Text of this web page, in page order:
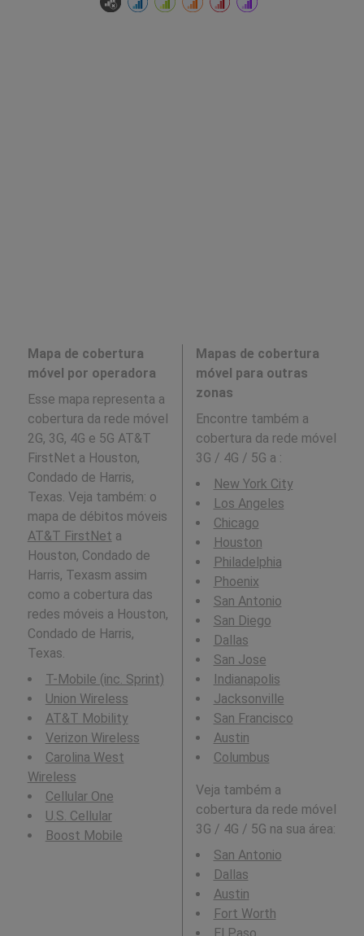
Mapa de cobertura
móvel por operadora
Esse mapa representa a
cobertura da rede móvel
2G, 3G, 4G e 5G AT&T
FirstNet a Houston,
Condado de Harris,
Texas. Veja também: o
mapa de débitos móveis
AT&T FirstNet a
Houston, Condado de
Harris, Texasm assim
como a cobertura das
redes móveis a Houston,
Condado de Harris,
Texas.
T-Mobile (inc. Sprint)
Union Wireless
AT&T Mobility
Verizon Wireless
Carolina West
Wireless
Cellular One
U.S. Cellular
Boost Mobile
Mapas de cobertura
móvel para outras
zonas
Encontre também a
cobertura da rede móvel
3G / 4G / 5G a :
New York City
Los Angeles
Chicago
Houston
Philadelphia
Phoenix
San Antonio
San Diego
Dallas
San Jose
Indianapolis
Jacksonville
San Francisco
Austin
Columbus
Veja também a
cobertura da rede móvel
3G / 4G / 5G na sua área:
San Antonio
Dallas
Austin
Fort Worth